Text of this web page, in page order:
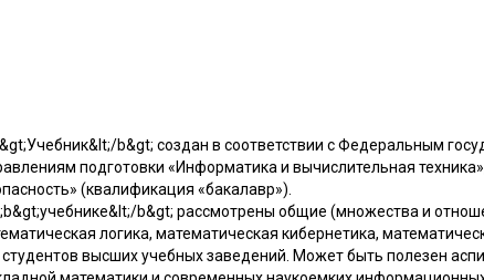
b&gt; создан в соответствии с Федеральным
подготовки «Информатика и вычислительная
(квалификация «бакалавр»).
b&gt; рассмотрены общие (множества и
логика, математическая кибернетика,
высших учебных заведений. Может быть полезен